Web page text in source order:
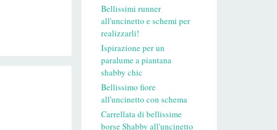
Bellissimi runner
all'uncinetto e schemi per
realizzarli!
Ispirazione per un
paralume a piantana
shabby chic
Bellissimo fiore
all'uncinetto con schema
Carrellata di bellissime
borse Shabby all'uncinetto